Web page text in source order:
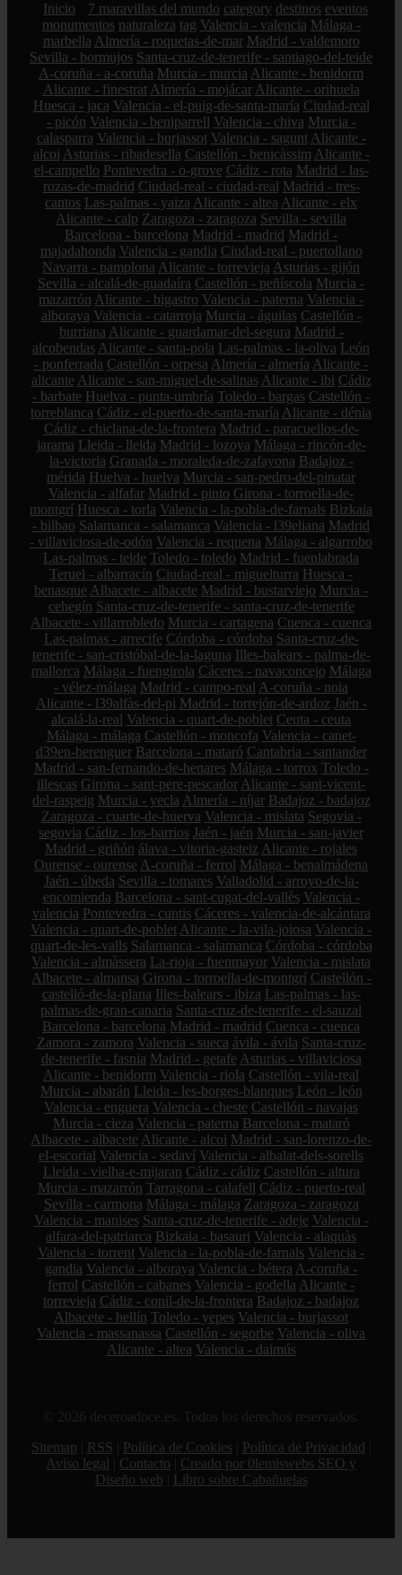
Inicio 7 maravillas del mundo category destinos eventos
monumentos naturaleza tag Valencia - valencia Málaga -
marbella Almería - roquetas-de-mar Madrid - valdemoro
Sevilla - bormujos Santa-cruz-de-tenerife - santiago-del-teide
A-coruña - a-coruña Murcia - murcia Alicante - benidorm
Alicante - finestrat Almería - mojácar Alicante - orihuela
Huesca - jaca Valencia - el-puig-de-santa-maría Ciudad-real
- picón Valencia - beniparrell Valencia - chiva Murcia -
calasparra Valencia - burjassot Valencia - sagunt Alicante -
alcoi Asturias - ribadesella Castellón - benicàssim Alicante -
el-campello Pontevedra - o-grove Cádiz - rota Madrid - las-
rozas-de-madrid Ciudad-real - ciudad-real Madrid - tres-
cantos Las-palmas - yaiza Alicante - altea Alicante - elx
Alicante - calp Zaragoza - zaragoza Sevilla - sevilla
Barcelona - barcelona Madrid - madrid Madrid -
majadahonda Valencia - gandia Ciudad-real - puertollano
Navarra - pamplona Alicante - torrevieja Asturias - gijón
Sevilla - alcalá-de-guadaíra Castellón - peñíscola Murcia -
mazarrón Alicante - bigastro Valencia - paterna Valencia -
alboraya Valencia - catarroja Murcia - águilas Castellón -
burriana Alicante - guardamar-del-segura Madrid -
alcobendas Alicante - santa-pola Las-palmas - la-oliva León
- ponferrada Castellón - orpesa Almería - almería Alicante -
alicante Alicante - san-miguel-de-salinas Alicante - ibi Cádiz
- barbate Huelva - punta-umbría Toledo - bargas Castellón -
torreblanca Cádiz - el-puerto-de-santa-maría Alicante - dénia
Cádiz - chiclana-de-la-frontera Madrid - paracuellos-de-
jarama Lleida - lleida Madrid - lozoya Málaga - rincón-de-
la-victoria Granada - moraleda-de-zafayona Badajoz -
mérida Huelva - huelva Murcia - san-pedro-del-pinatar
Valencia - alfafar Madrid - pinto Girona - torroella-de-
montgrí Huesca - torla Valencia - la-pobla-de-farnals Bizkaia
- bilbao Salamanca - salamanca Valencia - l39eliana Madrid
- villaviciosa-de-odón Valencia - requena Málaga - algarrobo
Las-palmas - telde Toledo - toledo Madrid - fuenlabrada
Teruel - albarracín Ciudad-real - miguelturra Huesca -
benasque Albacete - albacete Madrid - bustarviejo Murcia -
cehegín Santa-cruz-de-tenerife - santa-cruz-de-tenerife
Albacete - villarrobledo Murcia - cartagena Cuenca - cuenca
Las-palmas - arrecife Córdoba - córdoba Santa-cruz-de-
tenerife - san-cristóbal-de-la-laguna Illes-balears - palma-de-
mallorca Málaga - fuengirola Cáceres - navaconcejo Málaga
- vélez-málaga Madrid - campo-real A-coruña - noia
Alicante - l39alfàs-del-pi Madrid - torrejón-de-ardoz Jaén -
alcalá-la-real Valencia - quart-de-poblet Ceuta - ceuta
Málaga - málaga Castellón - moncofa Valencia - canet-
d39en-berenguer Barcelona - mataró Cantabria - santander
Madrid - san-fernando-de-henares Málaga - torrox Toledo -
illescas Girona - sant-pere-pescador Alicante - sant-vicent-
del-raspeig Murcia - yecla Almería - níjar Badajoz - badajoz
Zaragoza - cuarte-de-huerva Valencia - mislata Segovia -
segovia Cádiz - los-barrios Jaén - jaén Murcia - san-javier
Madrid - griñón álava - vitoria-gasteiz Alicante - rojales
Ourense - ourense A-coruña - ferrol Málaga - benalmádena
Jaén - úbeda Sevilla - tomares Valladolid - arroyo-de-la-
encomienda Barcelona - sant-cugat-del-vallès Valencia -
valencia Pontevedra - cuntis Cáceres - valencia-de-alcántara
Valencia - quart-de-poblet Alicante - la-vila-joiosa Valencia -
quart-de-les-valls Salamanca - salamanca Córdoba - córdoba
Valencia - almàssera La-rioja - fuenmayor Valencia - mislata
Albacete - almansa Girona - torroella-de-montgrí Castellón -
castelló-de-la-plana Illes-balears - ibiza Las-palmas - las-
palmas-de-gran-canaria Santa-cruz-de-tenerife - el-sauzal
Barcelona - barcelona Madrid - madrid Cuenca - cuenca
Zamora - zamora Valencia - sueca ávila - ávila Santa-cruz-
de-tenerife - fasnia Madrid - getafe Asturias - villaviciosa
Alicante - benidorm Valencia - riola Castellón - vila-real
Murcia - abarán Lleida - les-borges-blanques León - león
Valencia - enguera Valencia - cheste Castellón - navajas
Murcia - cieza Valencia - paterna Barcelona - mataró
Albacete - albacete Alicante - alcoi Madrid - san-lorenzo-de-
el-escorial Valencia - sedaví Valencia - albalat-dels-sorells
Lleida - vielha-e-mijaran Cádiz - cádiz Castellón - altura
Murcia - mazarrón Tarragona - calafell Cádiz - puerto-real
Sevilla - carmona Málaga - málaga Zaragoza - zaragoza
Valencia - manises Santa-cruz-de-tenerife - adeje Valencia -
alfara-del-patriarca Bizkaia - basauri Valencia - alaquàs
Valencia - torrent Valencia - la-pobla-de-farnals Valencia -
gandia Valencia - alboraya Valencia - bétera A-coruña -
ferrol Castellón - cabanes Valencia - godella Alicante -
torrevieja Cádiz - conil-de-la-frontera Badajoz - badajoz
Albacete - hellín Toledo - yepes Valencia - burjassot
Valencia - massanassa Castellón - segorbe Valencia - oliva
Alicante - altea Valencia - daimús
© 2026 deceroadoce.es. Todos los derechos reservados.
Sitemap
RSS Política de Cookies Política de Privacidad
Aviso legal
Contacto
Creado por 0lemiswebs SEO y
Diseño web
Libro sobre Cabañuelas